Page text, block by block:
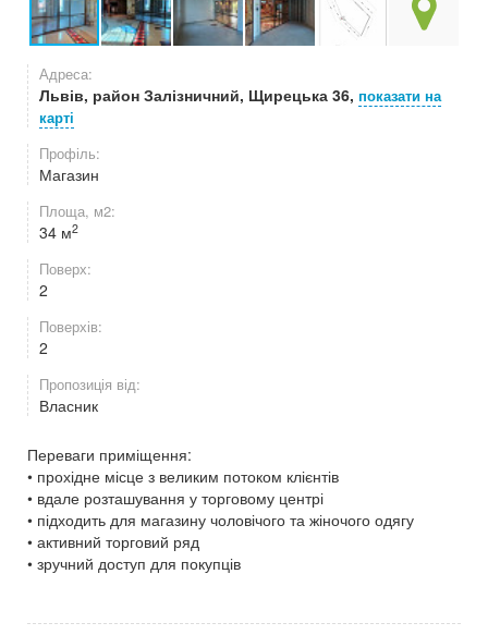
Адреса:
Львів, район Залізничний, Щирецька 36, показати на
карті
Профіль:
Магазин
Площа, м2:
34 м2
Поверх:
2
Поверхів:
2
Пропозиція від:
Власник
Переваги приміщення:
• прохідне місце з великим потоком клієнтів
• вдале розташування у торговому центрі
• підходить для магазину чоловічого та жіночого одягу
• активний торговий ряд
• зручний доступ для покупців